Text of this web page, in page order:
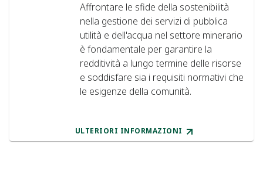
Affrontare le sfide della sostenibilità
nella gestione dei servizi di pubblica
utilità e dell'acqua nel settore minerario
è fondamentale per garantire la
redditività a lungo termine delle risorse
e soddisfare sia i requisiti normativi che
le esigenze della comunità.
ULTERIORI INFORMAZIONI